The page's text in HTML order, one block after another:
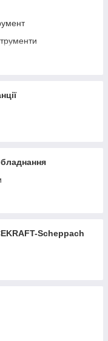
Scheppach